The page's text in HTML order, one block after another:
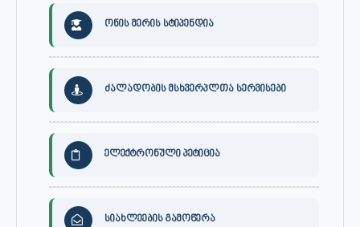
ონის მერის სტიპენდია
ძალადობის მსხვერპლთა სერვისები
ელექტრონული პეტიცია
სიახლეების გამოწერა